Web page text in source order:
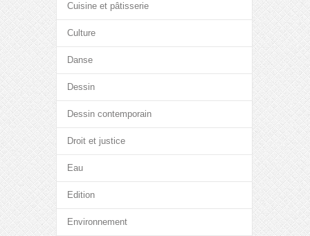
Cuisine et pâtisserie
Culture
Danse
Dessin
Dessin contemporain
Droit et justice
Eau
Edition
Environnement